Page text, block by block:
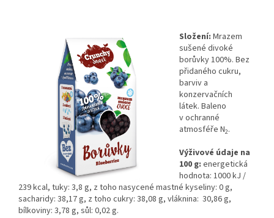
Složení: Mrazem
sušené divoké
borůvky 100%. Bez
přidaného cukru,
barviv a
konzervačních
látek. Baleno
v ochranné
atmosféře N2.
Výživové údaje na
100 g: energetická
hodnota: 1000 kJ /
239 kcal, tuky: 3,8 g, z toho nasycené mastné kyseliny: 0 g,
sacharidy: 38,17 g, z toho cukry: 38,08 g, vláknina: 30,86 g,
bílkoviny: 3,78 g, sůl: 0,02 g.